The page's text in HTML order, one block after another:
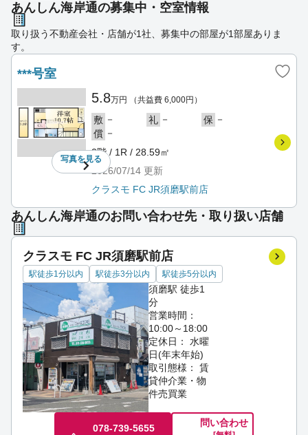
あんしん海岸通の募集中・空室情報
取り扱う不動産会社・店舗が1社、募集中の部屋が1部屋ありま
す。
***号室
写真を見る
5.8万円 （共益費 6,000円）
敷 － 礼 － 保 －
償 －
2階 / 1R / 28.59㎡
2026/07/14 更新
クラスモ FC JR須磨駅前店
あんしん海岸通のお問い合わせ先・取り扱い店舗
クラスモ FC JR須磨駅前店
駅徒歩1分以内 駅徒歩3分以内 駅徒歩5分以内
須磨駅 徒歩1
分
営業時間：
10:00～18:00
定休日： 水曜
日(年末年始)
取引態様： 賃
貸仲介業・物
件売買業
078-739-5655 問い合わせ